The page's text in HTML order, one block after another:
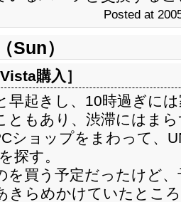
Posted at
Sun）
購入 ］
早起きし、10時過ぎに
ともあり、渋滞にはま
ショップをまわって、
探す。
を買う予定だったけど
きらめかけていたとこ